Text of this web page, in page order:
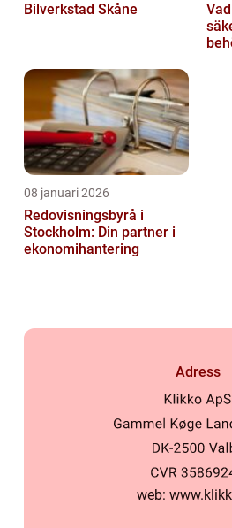
Bilverkstad Skåne
08 januari 2026
Redovisningsbyrå i
Stockholm: Din partner i
ekonomihantering
Adress
web: